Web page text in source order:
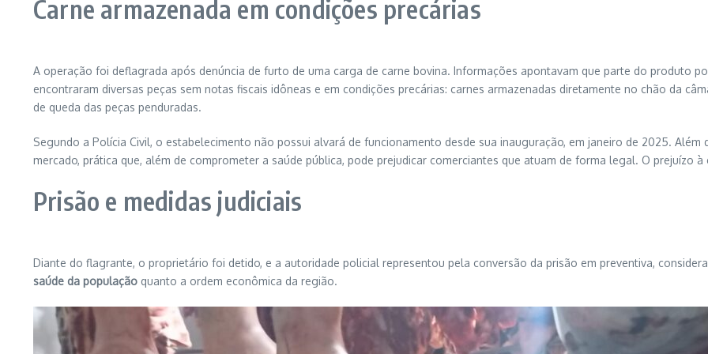
Carne armazenada em condições precárias
A operação foi deflagrada após denúncia de furto de uma carga de carne bovina. Informações apontavam que parte do produto
encontraram diversas peças sem notas fiscais idôneas e em condições precárias: carnes armazenadas diretamente no chão da
de queda das peças penduradas.
Segundo a Polícia Civil, o estabelecimento não possui alvará de funcionamento desde sua inauguração, em janeiro de 2025.
mercado, prática que, além de comprometer a saúde pública, pode prejudicar comerciantes que atuam de forma legal. O prejuízo
Prisão e medidas judiciais
Diante do flagrante, o proprietário foi detido, e a autoridade policial representou pela conversão da prisão em preventiva,
saúde da população quanto a ordem econômica da região.